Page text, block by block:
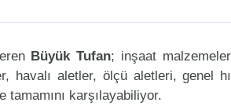
Büyük Tufan; inşaat
havalı aletler, ölçü aletleri, genel
tamamını karşılayabiliyor.